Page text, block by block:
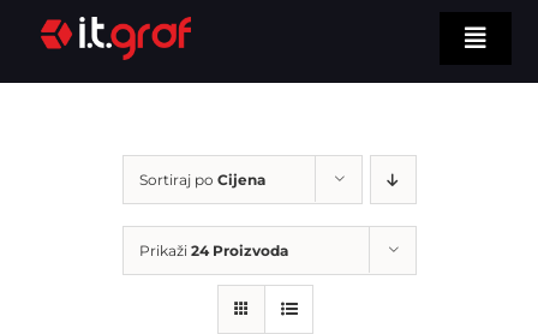
Skip
Naše usluge
Naša tehnologija
Asortiman
Sortiraj po Cijena
Prikaži 24 Proizvoda